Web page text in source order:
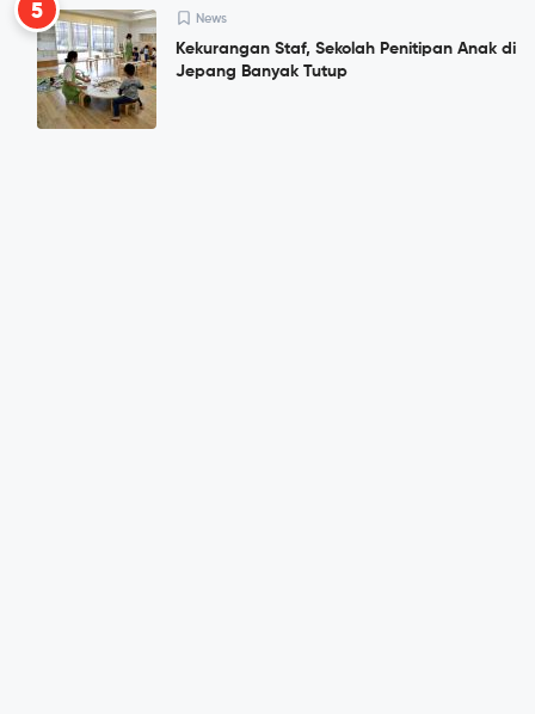
5 News
Kekurangan Staf, Sekolah Penitipan Anak di
Jepang Banyak Tutup